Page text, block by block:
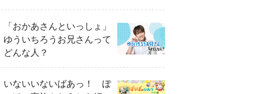
んってどんな人？
「おかあさんといっしょ」
ゆういちろうお兄さんって
どんな人？
いないいないばあっ！ ぽ